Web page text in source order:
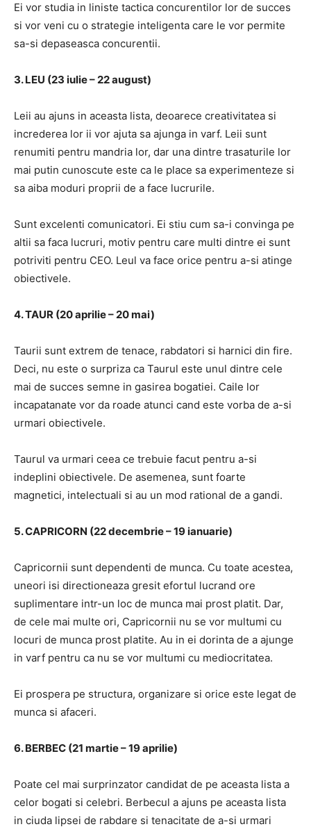
Ei vor studia in liniste tactica concurentilor lor de succes
si vor veni cu o strategie inteligenta care le vor permite
sa-si depaseasca concurentii.
3. LEU (23 iulie – 22 august)
Leii au ajuns in aceasta lista, deoarece creativitatea si
increderea lor ii vor ajuta sa ajunga in varf. Leii sunt
renumiti pentru mandria lor, dar una dintre trasaturile lor
mai putin cunoscute este ca le place sa experimenteze si
sa aiba moduri proprii de a face lucrurile.
Sunt excelenti comunicatori. Ei stiu cum sa-i convinga pe
altii sa faca lucruri, motiv pentru care multi dintre ei sunt
potriviti pentru CEO. Leul va face orice pentru a-si atinge
obiectivele.
4. TAUR (20 aprilie – 20 mai)
Taurii sunt extrem de tenace, rabdatori si harnici din fire.
Deci, nu este o surpriza ca Taurul este unul dintre cele
mai de succes semne in gasirea bogatiei. Caile lor
incapatanate vor da roade atunci cand este vorba de a-si
urmari obiectivele.
Taurul va urmari ceea ce trebuie facut pentru a-si
indeplini obiectivele. De asemenea, sunt foarte
magnetici, intelectuali si au un mod rational de a gandi.
5. CAPRICORN (22 decembrie – 19 ianuarie)
Capricornii sunt dependenti de munca. Cu toate acestea,
uneori isi directioneaza gresit efortul lucrand ore
suplimentare intr-un loc de munca mai prost platit. Dar,
de cele mai multe ori, Capricornii nu se vor multumi cu
locuri de munca prost platite. Au in ei dorinta de a ajunge
in varf pentru ca nu se vor multumi cu mediocritatea.
Ei prospera pe structura, organizare si orice este legat de
munca si afaceri.
6. BERBEC (21 martie – 19 aprilie)
Poate cel mai surprinzator candidat de pe aceasta lista a
celor bogati si celebri. Berbecul a ajuns pe aceasta lista
in ciuda lipsei de rabdare si tenacitate de a-si urmari